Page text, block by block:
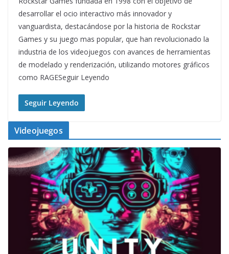
desarrollar el ocio interactivo más innovador y
vanguardista, destacándose por la historia de Rockstar
Games y su juego mas popular, que han revolucionado la
industria de los videojuegos con avances de herramientas
de modelado y renderización, utilizando motores gráficos
como RAGESeguir Leyendo
Seguir Leyendo
Videojuegos